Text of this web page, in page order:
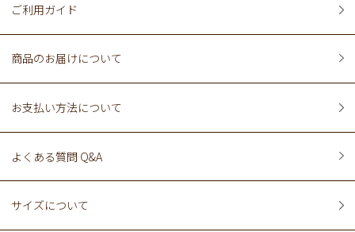
ご利用ガイド
商品のお届けについて
お支払い方法について
よくある質問 Q&A
サイズについて